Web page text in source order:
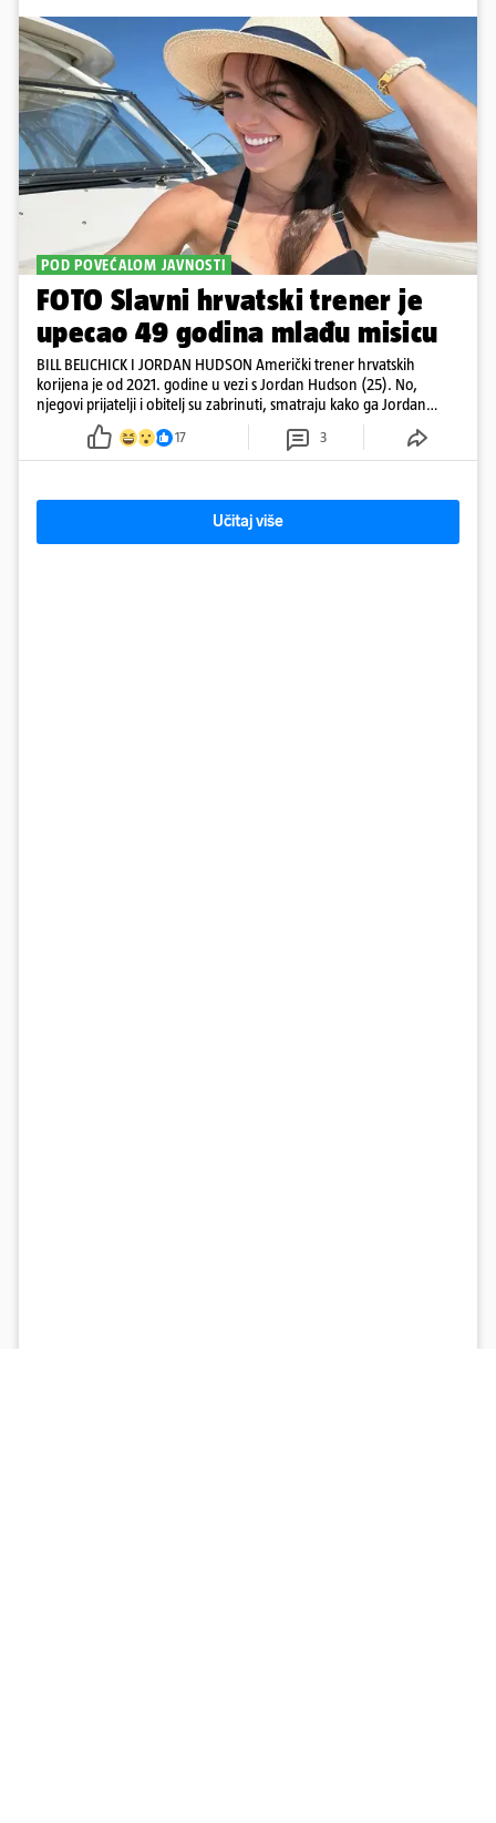
POD POVEĆALOM JAVNOSTI
FOTO Slavni hrvatski trener je
upecao 49 godina mlađu misicu
BILL BELICHICK I JORDAN HUDSON Američki trener hrvatskih
korijena je od 2021. godine u vezi s Jordan Hudson (25). No,
njegovi prijatelji i obitelj su zabrinuti, smatraju kako ga Jordan
kontrolira
17 3
Učitaj više